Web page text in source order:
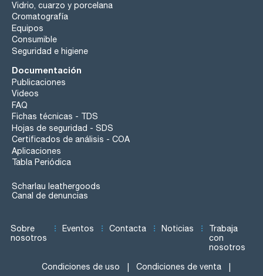
Vidrio, cuarzo y porcelana
Cromatografía
Equipos
Consumible
Seguridad e higiene
Documentación
Publicaciones
Videos
FAQ
Fichas técnicas - TDS
Hojas de seguridad - SDS
Certificados de análisis - COA
Aplicaciones
Tabla Periódica
Scharlau leathergoods
Canal de denuncias
Sobre
nosotros
Eventos Contacta Noticias
Trabaja
con
nosotros
Condiciones de uso Condiciones de venta